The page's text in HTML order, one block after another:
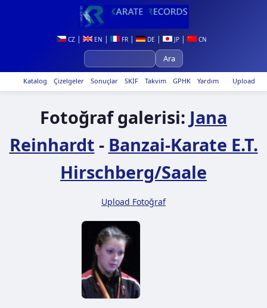
CZ | EN | FR | DE | JP | CN
Upload
Katalog Çizelgeler Sonuçlar SKIF Takvim GPHK Yardım
Fotoğraf galerisi: Jana
Reinhardt - Banzai-Karate E.T.
Hirschberg/Saale
Upload Fotoğraf